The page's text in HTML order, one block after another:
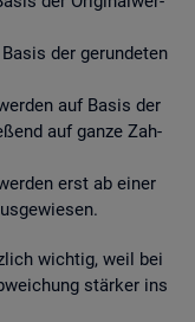
der ge­run­de­ten
auf Basis der
auf ganze Zah­
erst ab einer
wich­tig, weil bei
stär­ker ins